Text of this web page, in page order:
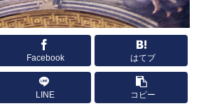
Facebook はてブ
LINE コピー